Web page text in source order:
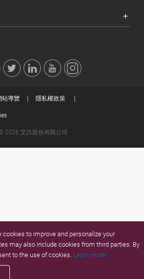
站導覽 隱私權政策
2026 艾訊股份有限公司
to improve and personalize your
may also include cookies from third parties. By
to the use of cookies. Learn more.